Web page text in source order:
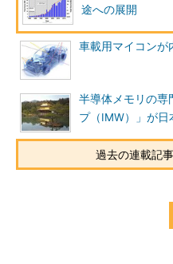
途への展開
車載用マイコンが
半導体メモリの専
プ（IMW）」が日
過去の連載記